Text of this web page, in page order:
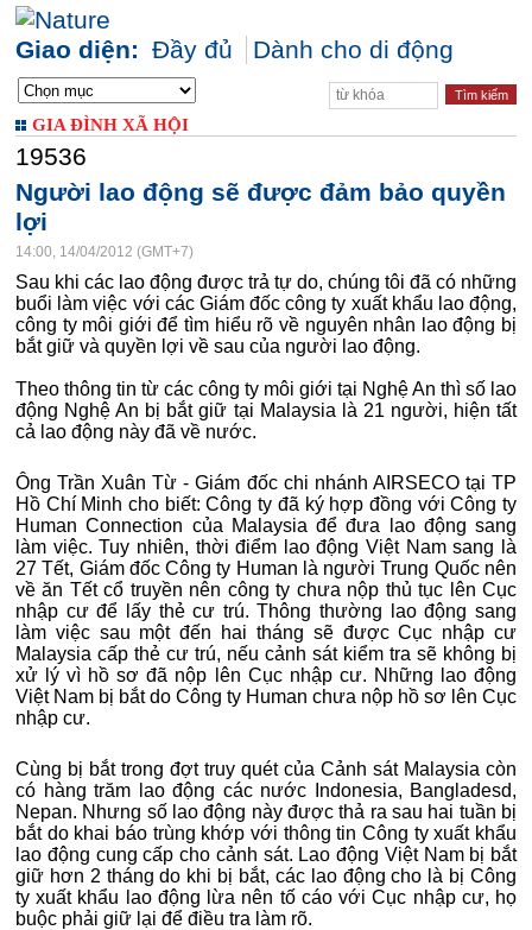
Giao diện: Đầy đủ Dành cho di động
GIA ĐÌNH XÃ HỘI
19536
Người lao động sẽ được đảm bảo quyền
lợi
14:00, 14/04/2012 (GMT+7)
Sau khi các lao động được trả tự do, chúng tôi đã có những
buổi làm việc với các Giám đốc công ty xuất khẩu lao động,
công ty môi giới để tìm hiểu rõ về nguyên nhân lao động bị
bắt giữ và quyền lợi về sau của người lao động.
Theo thông tin từ các công ty môi giới tại Nghệ An thì số lao
động Nghệ An bị bắt giữ tại Malaysia là 21 người, hiện tất
cả lao động này đã về nước.
Ông Trần Xuân Từ - Giám đốc chi nhánh AIRSECO tại TP
Hồ Chí Minh cho biết: Công ty đã ký hợp đồng với Công ty
Human Connection của Malaysia để đưa lao động sang
làm việc. Tuy nhiên, thời điểm lao động Việt Nam sang là
27 Tết, Giám đốc Công ty Human là người Trung Quốc nên
về ăn Tết cổ truyền nên công ty chưa nộp thủ tục lên Cục
nhập cư để lấy thẻ cư trú. Thông thường lao động sang
làm việc sau một đến hai tháng sẽ được Cục nhập cư
Malaysia cấp thẻ cư trú, nếu cảnh sát kiểm tra sẽ không bị
xử lý vì hồ sơ đã nộp lên Cục nhập cư. Những lao động
Việt Nam bị bắt do Công ty Human chưa nộp hồ sơ lên Cục
nhập cư.
Cùng bị bắt trong đợt truy quét của Cảnh sát Malaysia còn
có hàng trăm lao động các nước Indonesia, Bangladesd,
Nepan. Nhưng số lao động này được thả ra sau hai tuần bị
bắt do khai báo trùng khớp với thông tin Công ty xuất khẩu
lao động cung cấp cho cảnh sát. Lao động Việt Nam bị bắt
giữ hơn 2 tháng do khi bị bắt, các lao động cho là bị Công
ty xuất khẩu lao động lừa nên tố cáo với Cục nhập cư, họ
buộc phải giữ lại để điều tra làm rõ.